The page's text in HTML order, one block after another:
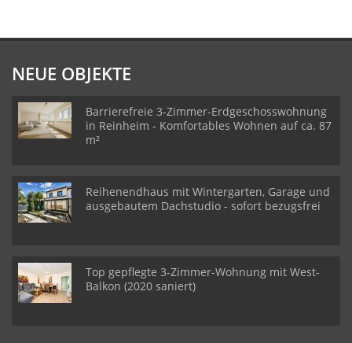
NEUE OBJEKTE
Barrierefreie 3-Zimmer-Erdgeschosswohnung
in Reinheim - Komfortables Wohnen auf ca. 87
m²
Reihenendhaus mit Wintergarten, Garage und
ausgebautem Dachstudio - sofort bezugsfrei
Top gepflegte 3-Zimmer-Wohnung mit West-
Balkon (2020 saniert)